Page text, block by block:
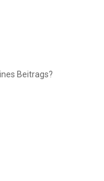
Beitrags?